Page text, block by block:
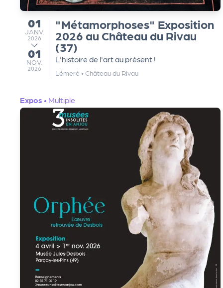
du
01
JANVIER
JANV.
2026
au
01
NOVEMBRE
NOV.
2026
"Métamorphoses" Exposition
2026 au Château du Rivau
(37)
L'histoire de l'art au présent !
Lémeré •Château du Rivau
Expos • Multiple
e
le
P
R
O
N
o
s
s